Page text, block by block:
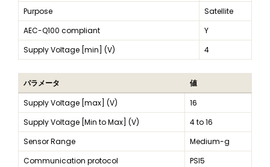
Purpose
Satellite
AEC-Q100 compliant
Y
Supply Voltage [min] (V)
4
パラメータ
値
Supply Voltage [max] (V)
16
Supply Voltage [Min to Max] (V)
4 to 16
Sensor Range
Medium-g
Communication protocol
PSI5